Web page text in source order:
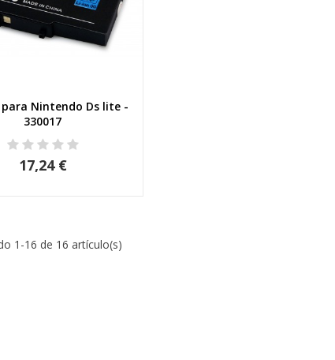
Vista rápida
Nintendo Ds lite -
330017
17,24 €
1-16 de 16 artículo(s)